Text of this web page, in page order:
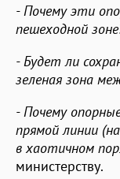
- Почему эти
пешеходной
- Будет ли
зеленая зона
- Почему
прямой линии
в хаотичном
министерству.